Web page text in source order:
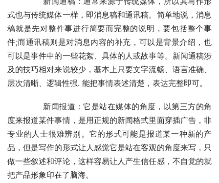
式也与传统媒体一样，即消息稿和通讯稿。简单地说，消息
稿就是先对整件事进行简要而完整的说明，要包括整个事
件;而通讯稿则是对消息内容的补充，可以是背景介绍，也
可以是事件中的一些花絮、具体的人或故事等。新闻通稿涉
及的技巧相对来说较少，基本上只要文字流畅、语言准确、
层次清晰、逻辑性强. 能把事情表述清楚，表达完整即可。
度来报道某件事情，是用正规的新闻格式里面穿插广告，非
专业的人士很难辨别。它的形式可能是报道某一种新的产
品，但是写作的形式让人感觉它是站在客观的角度来写，只
做一些叙述和评论，这样容易让人产生信任感，不自觉的就
把产品形象印在了脑海。